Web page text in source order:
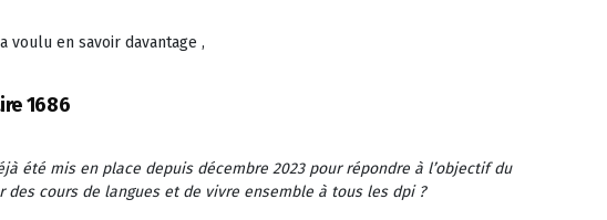
voulu en savoir davantage ,
1686
été mis en place depuis décembre 2023 pourrépondre à l’objectif du
des cours de langues et de vivre ensemble à tous les dpi ?